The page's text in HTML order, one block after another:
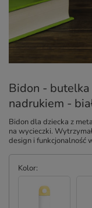
Bidon -
nadrukiem -
Bidon dla dziecka z
na wycieczki.
design i funkcjonalność
Kolor